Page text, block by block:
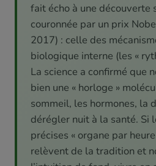
fait écho à une découverte
couronnée par un prix
2017) : celle des
biologique interne (les «
La science a confirmé que
bien une « horloge »
sommeil, les hormones, la
dérégler nuit à la santé. Si
précises « organe par
relèvent de la tradition et